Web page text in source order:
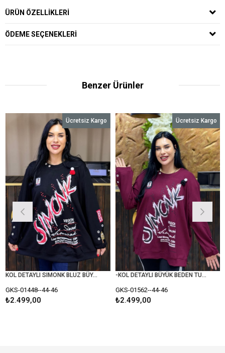
ÜRÜN ÖZELLIKLERI
ÖDEME SEÇENEKLERI
Benzer Ürünler
KOL DETAYLI SIMONK BLUZ BÜYÜK BEDEN SİYAH
01448--44-46
Ücretsiz Kargo
-KOL DETAYLI BÜYÜK BEDEN TUNİK BLUZ
GKS-01562--44-46
₺2.499,00
Ücretsiz Kargo